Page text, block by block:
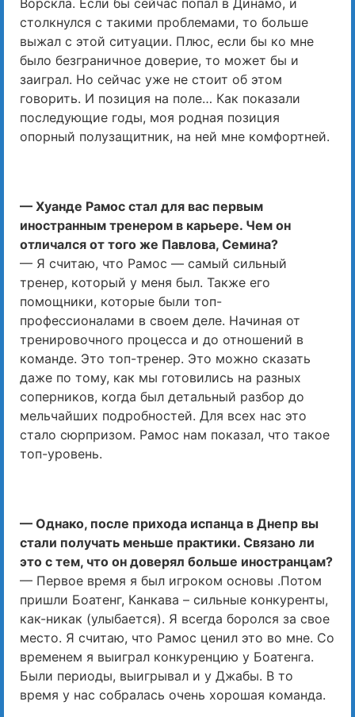
столкнулся с такими проблемами, то больше
выжал с этой ситуации. Плюс, если бы ко мне
было безграничное доверие, то может бы и
заиграл. Но сейчас уже не стоит об этом
говорить. И позиция на поле… Как показали
последующие годы, моя родная позиция
опорный полузащитник, на ней мне комфортней.
— Хуанде Рамос стал для вас первым
иностранным тренером в карьере. Чем он
отличался от того же Павлова, Семина?
— Я считаю, что Рамос — самый сильный
тренер, который у меня был. Также его
помощники, которые были топ-
профессионалами в своем деле. Начиная от
тренировочного процесса и до отношений в
команде. Это топ-тренер. Это можно сказать
даже по тому, как мы готовились на разных
соперников, когда был детальный разбор до
мельчайших подробностей. Для всех нас это
стало сюрпризом. Рамос нам показал, что такое
топ-уровень.
— Однако, после прихода испанца в Днепр вы
стали получать меньше практики. Связано ли
это с тем, что он доверял больше иностранцам?
— Первое время я был игроком основы .Потом
пришли Боатенг, Канкава – сильные конкуренты,
как-никак (улыбается). Я всегда боролся за свое
место. Я считаю, что Рамос ценил это во мне. Со
временем я выиграл конкуренцию у Боатенга.
Были периоды, выигрывал и у Джабы. В то
время у нас собралась очень хорошая команда.